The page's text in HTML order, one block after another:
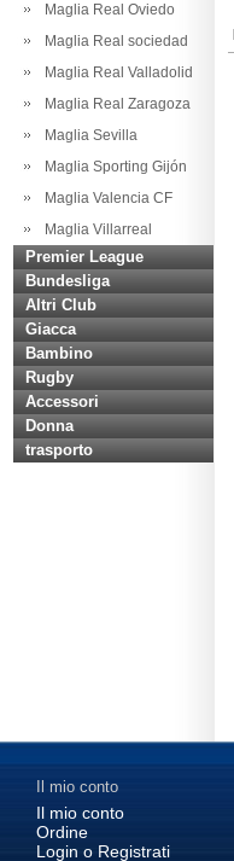
Maglia Real Oviedo
Maglia Real sociedad
Maglia Real Valladolid
Maglia Real Zaragoza
Maglia Sevilla
Maglia Sporting Gijón
Maglia Valencia CF
Maglia Villarreal
Premier League
Bundesliga
Altri Club
Giacca
Bambino
Rugby
Accessori
Donna
trasporto
Il mio conto
Il mio conto
Ordine
Login o Registrati